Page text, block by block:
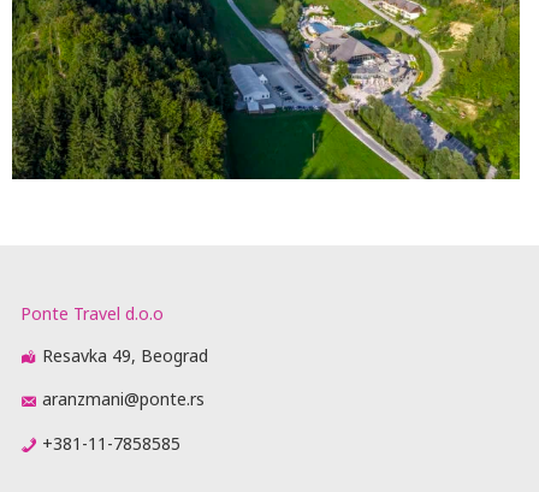
Ponte Travel d.o.o
Resavka 49, Beograd
aranzmani@ponte.rs
+381-11-7858585